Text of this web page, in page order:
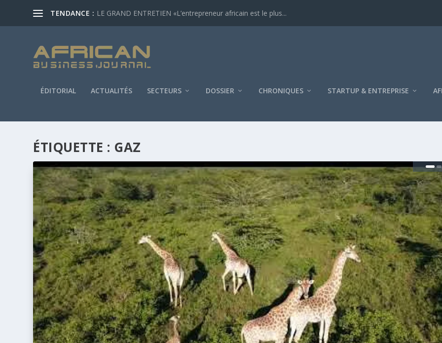
TENDANCE : LE GRAND ENTRETIEN «L’entrepreneur africain est le plus...
ÉDITORIAL ACTUALITÉS SECTEURS DOSSIER CHRONIQUES STARTUP & ENTREPRISE
ÉTIQUETTE : GAZ